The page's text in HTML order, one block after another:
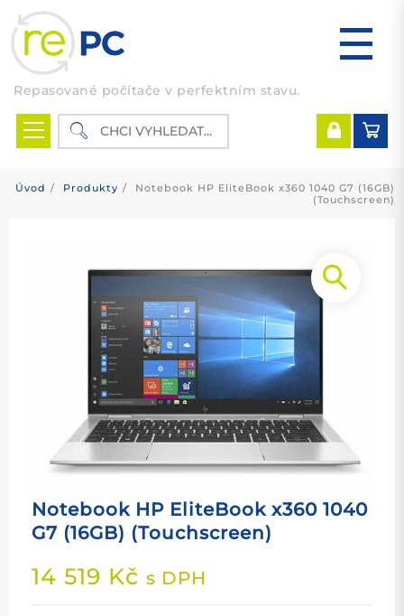
content
Repasované počítače v perfektním stavu.
Úvod Produkty
Notebook HP EliteBook x360 1040 G7 (16GB)
(Touchscreen)
Notebook HP EliteBook x360 1040
G7 (16GB) (Touchscreen)
14 519 Kč s DPH